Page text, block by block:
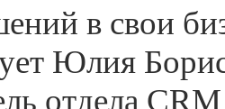
в свои
Юлия
отдела